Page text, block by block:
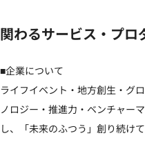
関わるサービス・プロ
■企業について
ライフイベント・地方創生・グ
ノロジー・推進力・ベンチャー
し、「未来のふつう」創り続けて